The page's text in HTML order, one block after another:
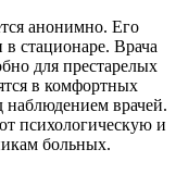
анонимно. Его
стационаре. Врача
для престарелых
в комфортных
наблюдением врачей.
психологическую и
больных.